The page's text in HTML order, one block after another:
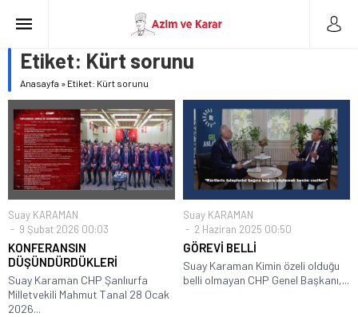
Etiket: Kürt sorunu
Anasayfa » Etiket: Kürt sorunu
Suay KARAMAN
9 Şubat 2026 00:03
KONFERANSIN
DÜŞÜNDÜRDÜKLERİ
Suay Karaman CHP Şanlıurfa
Milletvekili Mahmut Tanal 28 Ocak
2026...
Suay KARAMAN
2 Haziran 2025 00:50
GÖREVİ BELLİ
Suay Karaman Kimin özeli olduğu
belli olmayan CHP Genel Başkanı,...